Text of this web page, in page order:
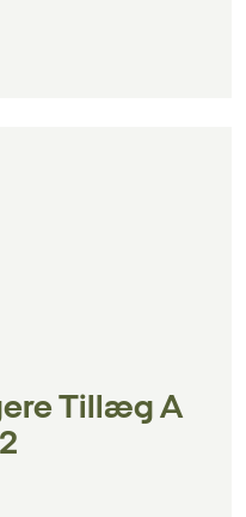
Tillæg A